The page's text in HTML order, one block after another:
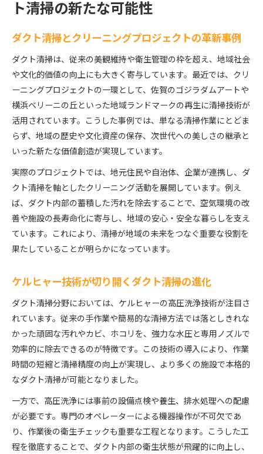
地域と連携するダクト清掃のメリットとは
ダクト清掃で生まれる地域アートの魅力を解説
クリーニングプロジェクトとダムアートの関係性
ダクト清掃が繋ぐ地域文化とアートプロジェクト
ケルヒャーの清掃技術が生み出すアート体験
もし地域価値を守りたいならダクト清掃が鍵
地域価値向上のためにダクト清掃が必要な理由
クリーニングプロジェクトが地域に与える好影響
ダクト清掃で築く住民参加型の保全活動
ケルヒャー技術が地域価値の持続に貢献
ダクト清掃を活用した地域資源の守り方
注目集まるクリーニングプロジェクトの舞台裏
ダクト清掃の現場で活躍するクリーニングプロジ
プロジェクト成功の裏側にあるダクト清掃の工夫
ケルヒャー技術導入で変わる清掃現場の実態
クリーニングプロジェクトの運営とダクト清掃の
関係
感動の瞬間を生むダクト清掃の技術と工夫
ケルヒャーの高圧洗浄が可能にする精密な作業
ト清掃の新たな可能性
ダクト清掃とクリーニングプロジェクトの革新事例
ダクト清掃は、従来の美観維持や衛生管理の枠を超え、地域社会
や文化的価値の向上にも大きく寄与しています。最近では、クリ
ーニングプロジェクトの一環として、佐賀のゴジラダムアートや
横浜ベリーニの丘といった地域ランドマークの再生に清掃技術が
活用されています。こうした事例では、単なる清掃作業にとどま
らず、地域の歴史や文化資産の保存、次世代への美しさの継承と
いった新たな価値創造が実現しています。
実際のプロジェクトでは、地元住民や自治体、企業が連携し、ダ
クト清掃を軸としたクリーニング活動を展開しています。例え
ば、ダクト内部の蓄積した汚れを除去することで、空気環境の改
善や施設の長寿命化に寄与し、地域の安心・安全な暮らしを支え
ています。これにより、清掃が地域の未来をつなぐ重要な役割を
果たしていることが明らかになっています。
ケルヒャー技術が切り開くダクト清掃の進化
ダクト清掃分野においては、ケルヒャーの高圧洗浄技術が注目さ
れています。従来の手作業や簡易的な清掃方法では落としきれな
かった頑固な汚れやカビ、ホコリを、強力な水圧と専用ノズルで
効率的に除去できるのが特徴です。この技術の導入により、作業
時間の短縮と清掃精度の向上が実現し、より多くの施設で本格的
なダクト清掃が可能となりました。
一方で、高圧洗浄には事前の設備点検や養生、排水処理への配慮
が必要です。専門のオペレーターによる機器操作が不可欠であ
り、作業後の衛生チェックも重要な工程となります。こうした工
程を徹底することで、ダクト内部の衛生状態が飛躍的に向上し、